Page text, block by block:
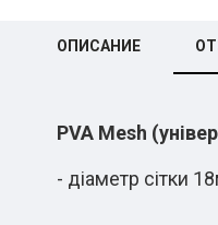
ОПИСАНИЕ
PVA Mesh
- діаметр сітки